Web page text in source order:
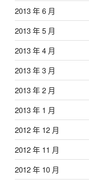
2013 年 6 月
2013 年 5 月
2013 年 4 月
2013 年 3 月
2013 年 2 月
2013 年 1 月
2012 年 12 月
2012 年 11 月
2012 年 10 月